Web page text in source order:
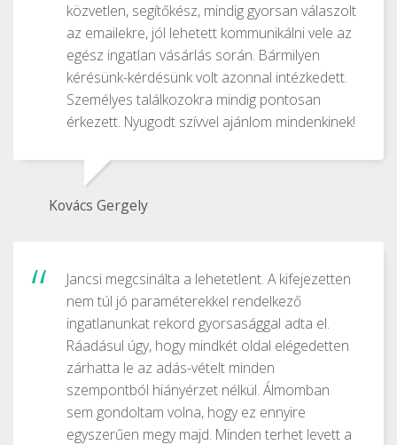
közvetlen, segítőkész, mindig gyorsan válaszolt
az emailekre, jól lehetett kommunikálni vele az
egész ingatlan vásárlás során. Bármilyen
kérésünk-kérdésünk volt azonnal intézkedett.
Személyes találkozokra mindig pontosan
érkezett. Nyugodt szívvel ajánlom mindenkinek!
Kovács Gergely
Jancsi megcsinálta a lehetetlent. A kifejezetten
nem túl jó paraméterekkel rendelkező
ingatlanunkat rekord gyorsasággal adta el.
Ráadásul úgy, hogy mindkét oldal elégedetten
zárhatta le az adás-vételt minden
szempontból hiányérzet nélkül. Álmomban
sem gondoltam volna, hogy ez ennyire
egyszerűen megy majd. Minden terhet levett a